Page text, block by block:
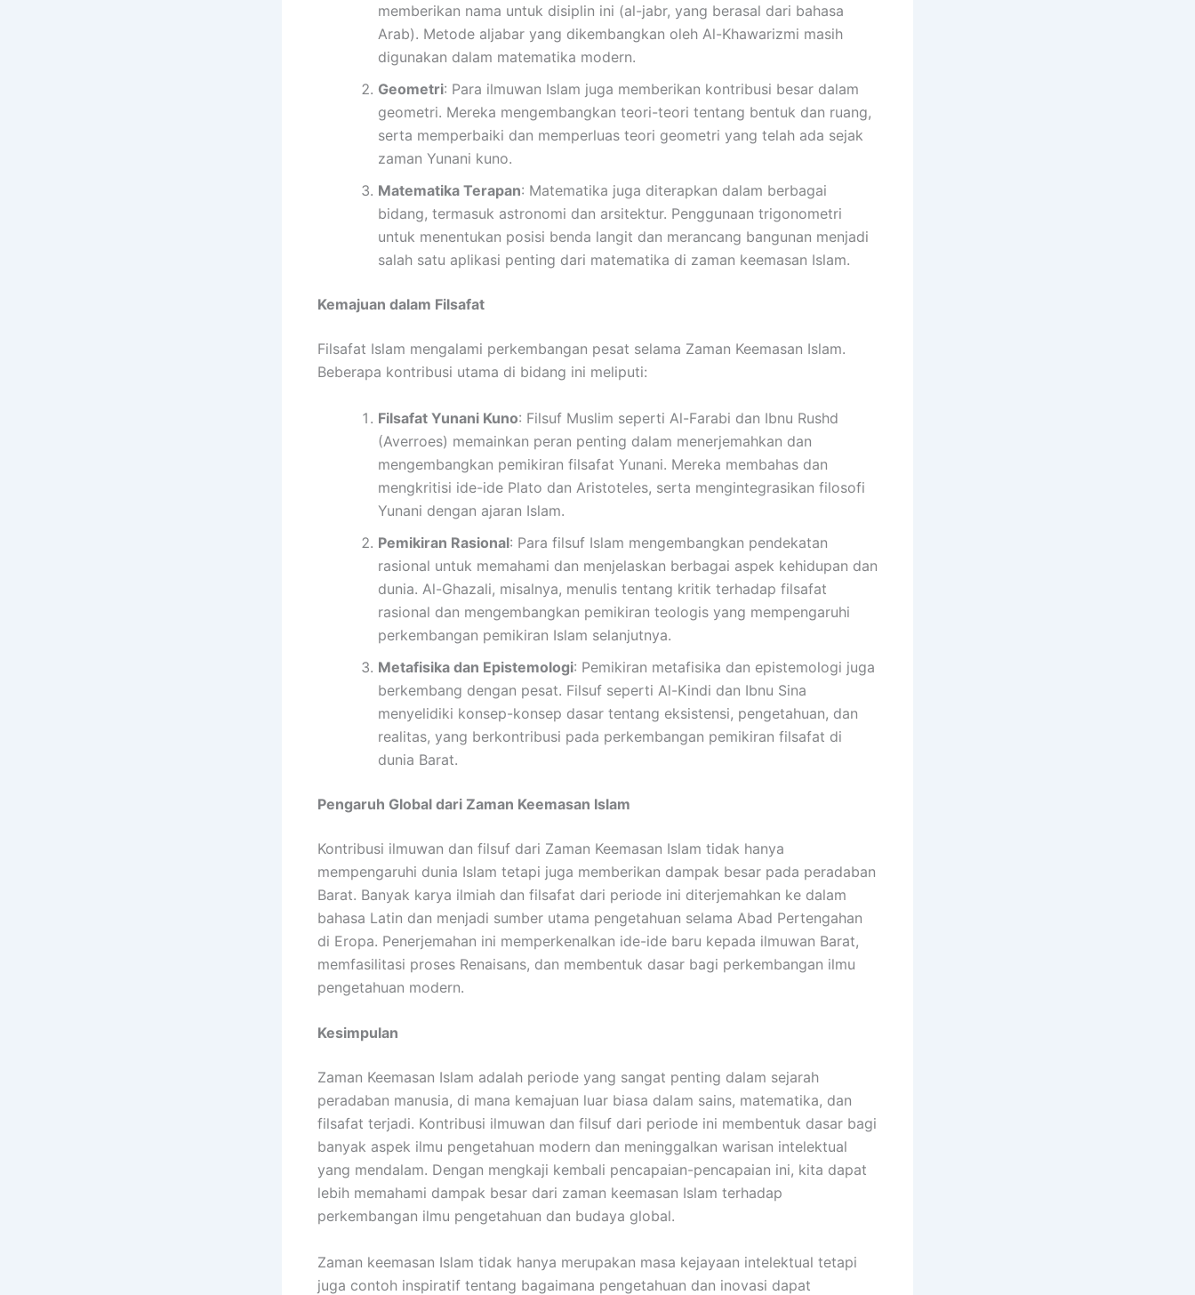
memberikan nama untuk disiplin ini (al-jabr, yang berasal dari bahasa
Arab). Metode aljabar yang dikembangkan oleh Al-Khawarizmi masih
digunakan dalam matematika modern.
Geometri: Para ilmuwan Islam juga memberikan kontribusi besar dalam
geometri. Mereka mengembangkan teori-teori tentang bentuk dan ruang,
serta memperbaiki dan memperluas teori geometri yang telah ada sejak
zaman Yunani kuno.
Matematika Terapan: Matematika juga diterapkan dalam berbagai
bidang, termasuk astronomi dan arsitektur. Penggunaan trigonometri
untuk menentukan posisi benda langit dan merancang bangunan menjadi
salah satu aplikasi penting dari matematika di zaman keemasan Islam.
Kemajuan dalam Filsafat
Filsafat Islam mengalami perkembangan pesat selama Zaman Keemasan Islam.
Beberapa kontribusi utama di bidang ini meliputi:
Filsafat Yunani Kuno: Filsuf Muslim seperti Al-Farabi dan Ibnu Rushd
(Averroes) memainkan peran penting dalam menerjemahkan dan
mengembangkan pemikiran filsafat Yunani. Mereka membahas dan
mengkritisi ide-ide Plato dan Aristoteles, serta mengintegrasikan filosofi
Yunani dengan ajaran Islam.
Pemikiran Rasional: Para filsuf Islam mengembangkan pendekatan
rasional untuk memahami dan menjelaskan berbagai aspek kehidupan dan
dunia. Al-Ghazali, misalnya, menulis tentang kritik terhadap filsafat
rasional dan mengembangkan pemikiran teologis yang mempengaruhi
perkembangan pemikiran Islam selanjutnya.
Metafisika dan Epistemologi: Pemikiran metafisika dan epistemologi juga
berkembang dengan pesat. Filsuf seperti Al-Kindi dan Ibnu Sina
menyelidiki konsep-konsep dasar tentang eksistensi, pengetahuan, dan
realitas, yang berkontribusi pada perkembangan pemikiran filsafat di
dunia Barat.
Pengaruh Global dari Zaman Keemasan Islam
Kontribusi ilmuwan dan filsuf dari Zaman Keemasan Islam tidak hanya
mempengaruhi dunia Islam tetapi juga memberikan dampak besar pada peradaban
Barat. Banyak karya ilmiah dan filsafat dari periode ini diterjemahkan ke dalam
bahasa Latin dan menjadi sumber utama pengetahuan selama Abad Pertengahan
di Eropa. Penerjemahan ini memperkenalkan ide-ide baru kepada ilmuwan Barat,
memfasilitasi proses Renaisans, dan membentuk dasar bagi perkembangan ilmu
pengetahuan modern.
Kesimpulan
Zaman Keemasan Islam adalah periode yang sangat penting dalam sejarah
peradaban manusia, di mana kemajuan luar biasa dalam sains, matematika, dan
filsafat terjadi. Kontribusi ilmuwan dan filsuf dari periode ini membentuk dasar bagi
banyak aspek ilmu pengetahuan modern dan meninggalkan warisan intelektual
yang mendalam. Dengan mengkaji kembali pencapaian-pencapaian ini, kita dapat
lebih memahami dampak besar dari zaman keemasan Islam terhadap
perkembangan ilmu pengetahuan dan budaya global.
Zaman keemasan Islam tidak hanya merupakan masa kejayaan intelektual tetapi
juga contoh inspiratif tentang bagaimana pengetahuan dan inovasi dapat